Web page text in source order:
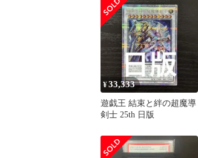
¥33,333
遊戯王 結束と絆の超魔導
剣士 25th 日版